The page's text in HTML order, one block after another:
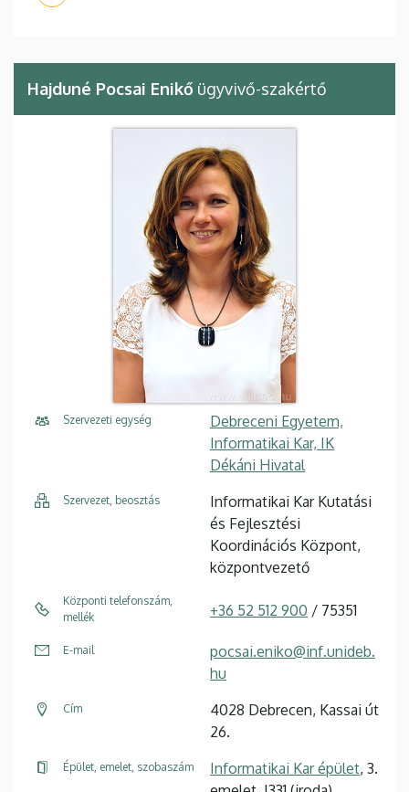
Hajduné Pocsai Enikő ügyvivő-szakértő
Szervezeti egység
Debreceni Egyetem,
Informatikai Kar, IK
Dékáni Hivatal
Szervezet, beosztás
Informatikai Kar Kutatási
és Fejlesztési
Koordinációs Központ,
központvezető
Központi telefonszám,
mellék
+36 52 512 900 / 75351
E-mail
pocsai.eniko@inf.unideb.
hu
Cím
4028 Debrecen, Kassai út
26.
Épület, emelet, szobaszám Informatikai Kar épület, 3.